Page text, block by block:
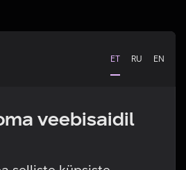
ET RU EN
veebisaidil